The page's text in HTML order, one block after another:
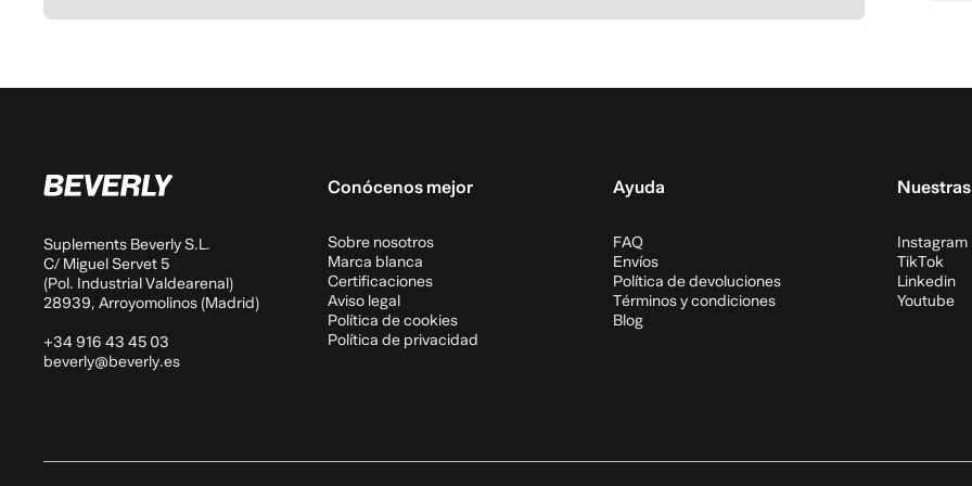
Suplements Beverly S.L.
C/ Miguel Servet 5
(Pol. Industrial Valdearenal)
28939, Arroyomolinos (Madrid)
+34 916 43 45 03
beverly@beverly.es
Conócenos mejor
Sobre nosotros
Marca blanca
Certificaciones
Aviso legal
Política de cookies
Política de privacidad
Ayuda
FAQ
Envíos
Política de devoluciones
Términos y condiciones
Blog
Instagram
TikTok
Linkedin
Youtube